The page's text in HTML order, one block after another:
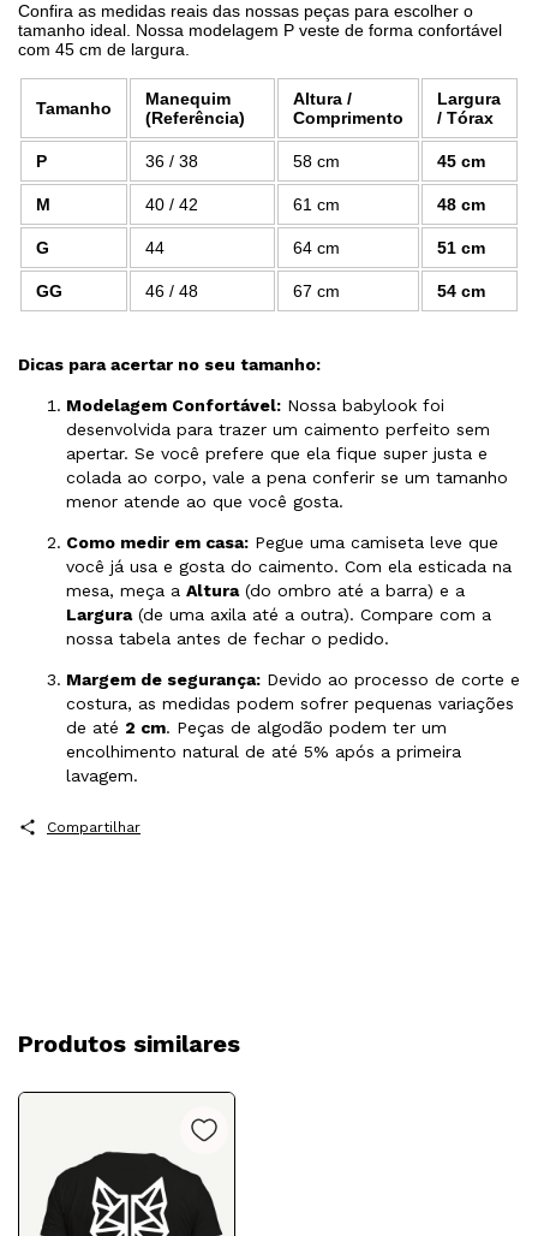
Confira as medidas reais das nossas peças para escolher o
tamanho ideal. Nossa modelagem P veste de forma confortável
com 45 cm de largura.
Tamanho
Manequim
(Referência)
Altura /
Comprimento
Largura
/ Tórax
P 36 / 38 58 cm 45 cm
M 40 / 42 61 cm 48 cm
G 44 64 cm 51 cm
GG 46 / 48 67 cm 54 cm
Dicas para acertar no seu tamanho:
Modelagem Confortável: Nossa babylook foi
desenvolvida para trazer um caimento perfeito sem
apertar. Se você prefere que ela fique super justa e
colada ao corpo, vale a pena conferir se um tamanho
menor atende ao que você gosta.
Como medir em casa: Pegue uma camiseta leve que
você já usa e gosta do caimento. Com ela esticada na
mesa, meça a Altura(do ombro até a barra) e a
Largura(de uma axila até a outra). Compare com a
nossa tabela antes de fechar o pedido.
Margem de segurança: Devido ao processo de corte e
costura, as medidas podem sofrer pequenas variações
de até 2 cm. Peças de algodão podem ter um
encolhimento natural de até 5% após a primeira
lavagem.
Compartilhar
Produtos similares